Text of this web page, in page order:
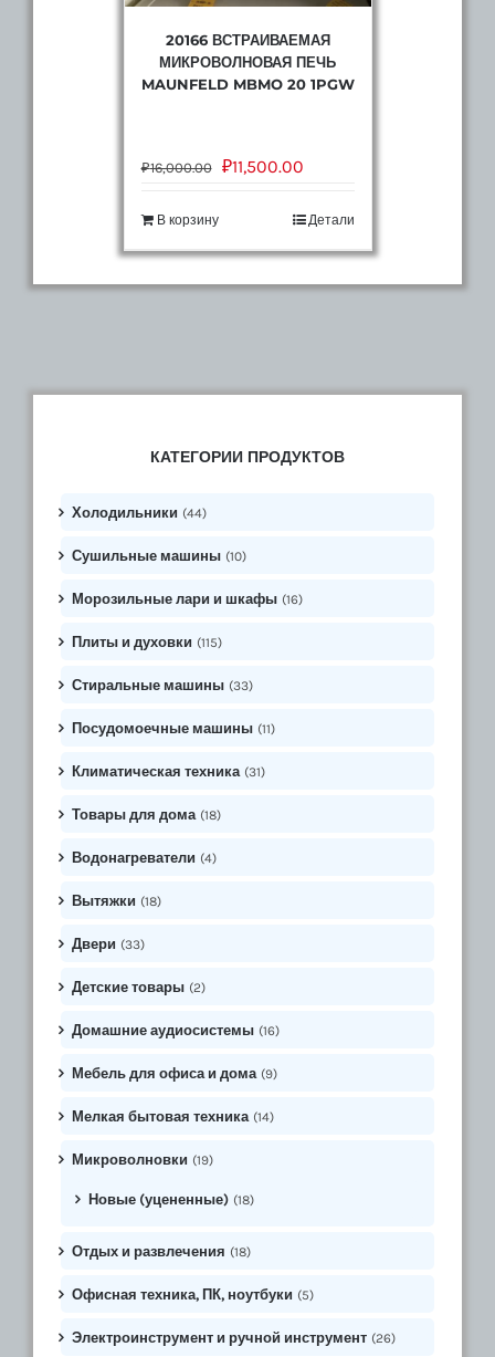
20166 ВСТРАИВАЕМАЯ
МИКРОВОЛНОВАЯ ПЕЧЬ
MAUNFELD MBMO 20 1PGW
₽16,000.00 ₽11,500.00
В корзину Детали
КАТЕГОРИИ ПРОДУКТОВ
Холодильники (44)
Сушильные машины (10)
Морозильные лари и шкафы (16)
Плиты и духовки (115)
Стиральные машины (33)
Посудомоечные машины (11)
Климатическая техника (31)
Товары для дома (18)
Водонагреватели (4)
Вытяжки (18)
Двери (33)
Детские товары (2)
Домашние аудиосистемы (16)
Мебель для офиса и дома (9)
Мелкая бытовая техника (14)
Микроволновки (19)
Новые (уцененные) (18)
Отдых и развлечения (18)
Офисная техника, ПК, ноутбуки (5)
Электроинструмент и ручной инструмент (26)